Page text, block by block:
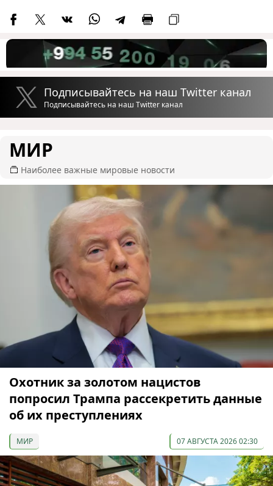
Подписывайтесь на наш Twitter канал
Подписывайтесь на наш Twitter канал
МИР
Наиболее важные мировые новости
Охотник за золотом нацистов
попросил Трампа рассекретить данные
об их преступлениях
МИР 07 АВГУСТА 2026 02:30